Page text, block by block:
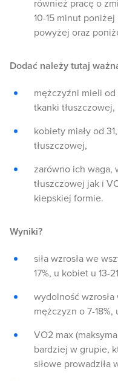
również pracę o
10-15 minut
powyżej oraz
Dodać należy tutaj
mężczyźni mieli od
tkanki tłuszczowej,
kobiety miały od
tłuszczowej,
zarówno ich waga,
tłuszczowej jak i
kiepskiej formie.
Wyniki?
siła wzrosła we
17%, u kobiet u 13-
wydolność
mężczyzn o 7-18%,
VO2 max
bardziej w grupie,
siłowe prowadziła